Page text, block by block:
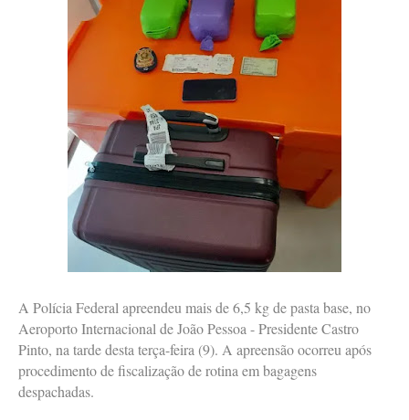
A Polícia Federal apreendeu mais de 6,5 kg de pasta base, no
Aeroporto Internacional de João Pessoa - Presidente Castro
Pinto, na tarde desta terça-feira (9). A apreensão ocorreu após
procedimento de fiscalização de rotina em bagagens
despachadas.